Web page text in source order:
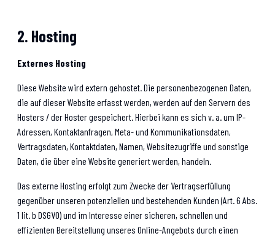
2. Hosting
Externes Hosting
Diese Website wird extern gehostet. Die personenbezogenen Daten,
die auf dieser Website erfasst werden, werden auf den Servern des
Hosters / der Hoster gespeichert. Hierbei kann es sich v. a. um IP-
Adressen, Kontaktanfragen, Meta- und Kommunikationsdaten,
Vertragsdaten, Kontaktdaten, Namen, Websitezugriffe und sonstige
Daten, die über eine Website generiert werden, handeln.
Das externe Hosting erfolgt zum Zwecke der Vertragserfüllung
gegenüber unseren potenziellen und bestehenden Kunden (Art. 6 Abs.
1 lit. b DSGVO) und im Interesse einer sicheren, schnellen und
effizienten Bereitstellung unseres Online-Angebots durch einen